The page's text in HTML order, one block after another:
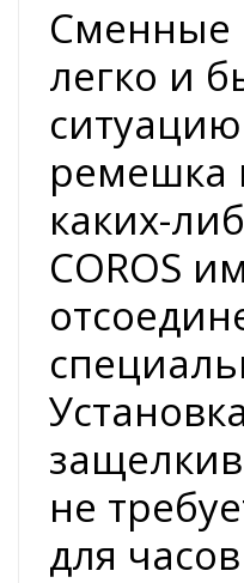
Сменные
легко и
ремешка
каких-
COROS
не
для